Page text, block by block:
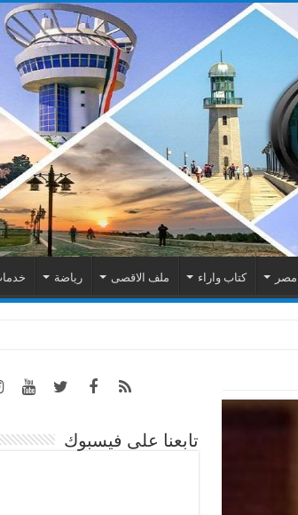
مصر كتاب واراء ملف الاقصى رياضة
تابعنا على فيسبوك